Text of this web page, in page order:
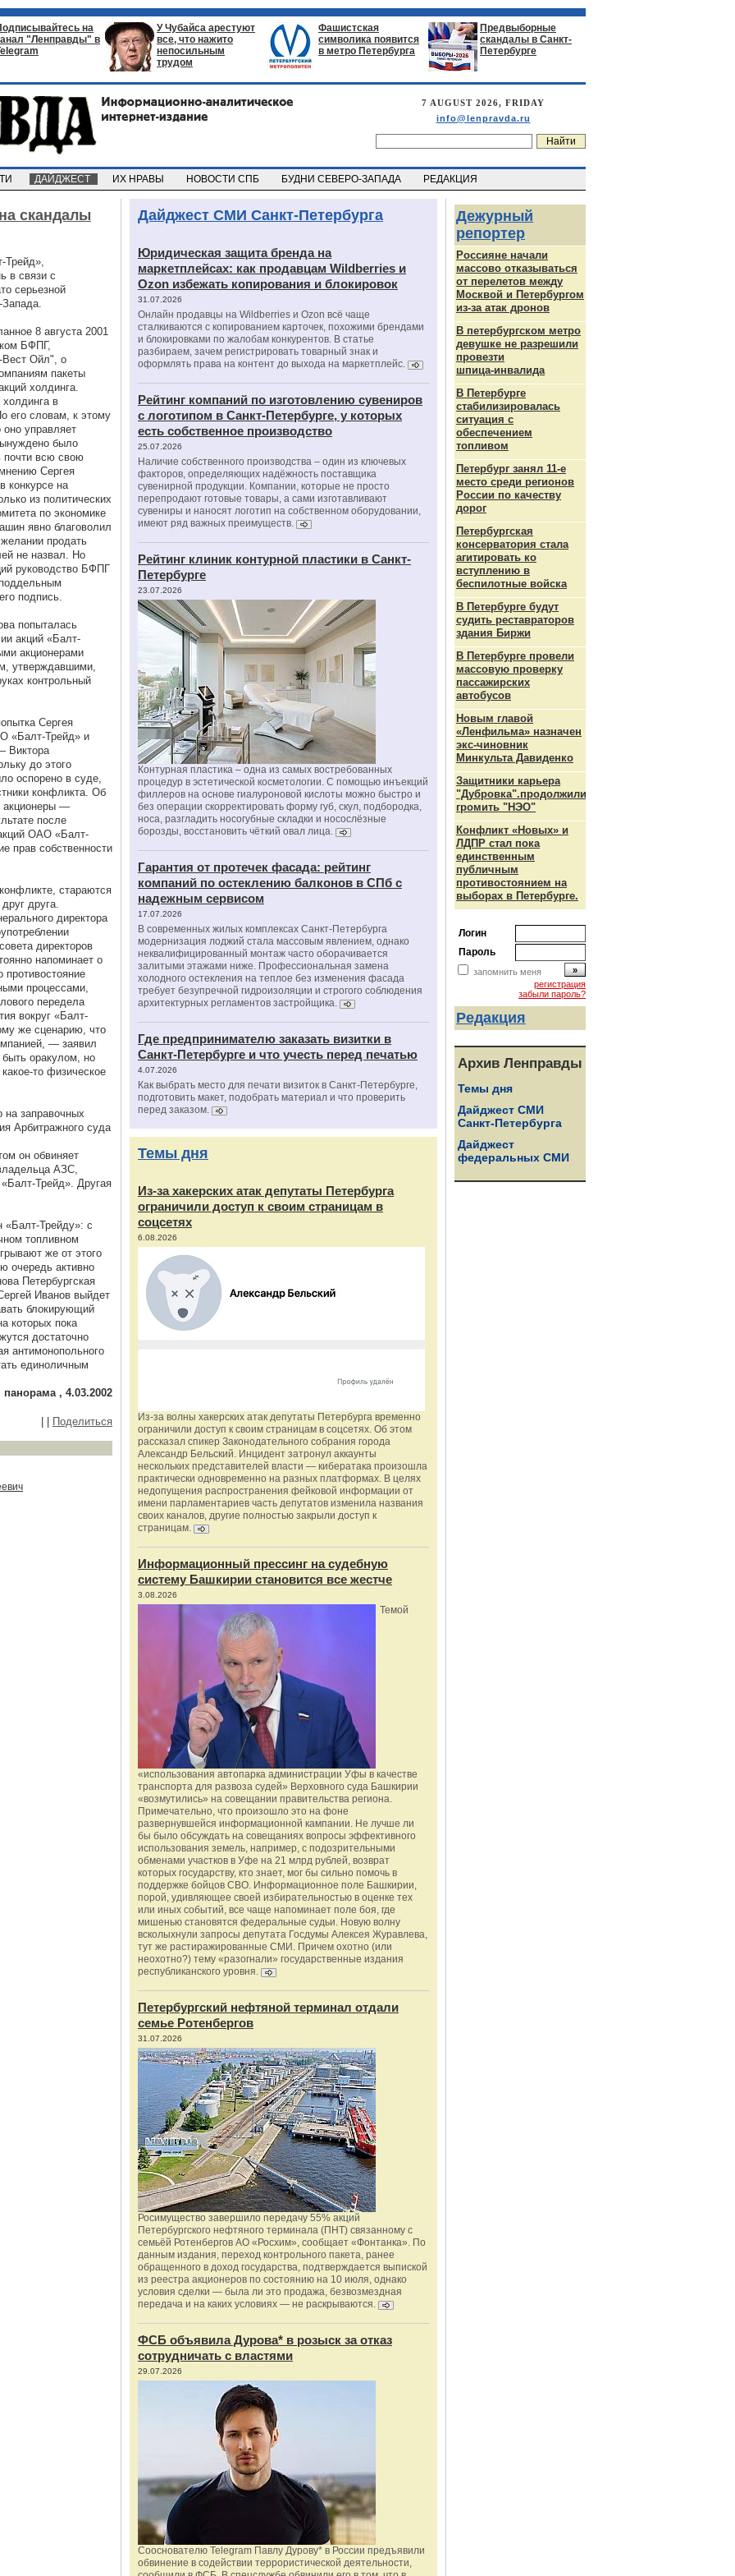
на
"Ленправды" в
У Чубайса арестуют
все, что нажито
непосильным
трудом
Фашистская
символика появится
в метро Петербурга
Предвыборные
скандалы в Санкт-
Петербурге
7 AUGUST 2026, FRIDAY
info@lenpravda.ru
ДАЙДЖЕСТ ИХ НРАВЫ НОВОСТИ СПБ БУДНИ СЕВЕРО-ЗАПАДА РЕДАКЦИЯ
скандалы
Трейд»,
в связи с
серьезной
Запада.
8 августа 2001
БФПГ,
Ойл", о
пакеты
холдинга.
в
его словам, к этому
управляет
было
почти всю свою
Сергея
конкурсе на
из политических
по экономике
явно благоволил
продать
не назвал. Но
руководство БФПГ
подпись.
попыталась
акций «Балт-
акционерами
утверждавшими,
контрольный
Сергея
«Балт-Трейд» и
Виктора
до этого
оспорено в суде,
конфликта. Об
акционеры —
после
ОАО «Балт-
прав собственности
стараются
друга.
директора
директоров
напоминает о
процессами,
передела
вокруг «Балт-
же сценарию, что
— заявил
оракулом, но
то физическое
заправочных
Арбитражного суда
он обвиняет
АЗС,
Трейд». Другая
«Балт-Трейду»: с
топливном
же от этого
очередь активно
Петербургская
Иванов выйдет
блокирующий
которых пока
достаточно
антимонопольного
единоличным
, 4.03.2002
Поделиться
Дайджест СМИ Санкт-Петербурга
Юридическая защита бренда на
маркетплейсах: как продавцам Wildberries и
Ozon избежать копирования и блокировок
31.07.2026
Онлайн продавцы на Wildberries и Ozon всё чаще
сталкиваются с копированием карточек, похожими брендами
и блокировками по жалобам конкурентов. В статье
разбираем, зачем регистрировать товарный знак и
оформлять права на контент до выхода на маркетплейс.
Рейтинг компаний по изготовлению сувениров
с логотипом в Санкт-Петербурге, у которых
есть собственное производство
25.07.2026
Наличие собственного производства – один из ключевых
факторов, определяющих надёжность поставщика
сувенирной продукции. Компании, которые не просто
перепродают готовые товары, а сами изготавливают
сувениры и наносят логотип на собственном оборудовании,
имеют ряд важных преимуществ.
Рейтинг клиник контурной пластики в Санкт-
Петербурге
23.07.2026
Контурная пластика – одна из самых востребованных
процедур в эстетической косметологии. С помощью инъекций
филлеров на основе гиалуроновой кислоты можно быстро и
без операции скорректировать форму губ, скул, подбородка,
носа, разгладить носогубные складки и носослёзные
борозды, восстановить чёткий овал лица.
Гарантия от протечек фасада: рейтинг
компаний по остеклению балконов в СПб с
надежным сервисом
17.07.2026
В современных жилых комплексах Санкт-Петербурга
модернизация лоджий стала массовым явлением, однако
неквалифицированный монтаж часто оборачивается
залитыми этажами ниже. Профессиональная замена
холодного остекления на теплое без изменения фасада
требует безупречной гидроизоляции и строгого соблюдения
архитектурных регламентов застройщика.
Где предпринимателю заказать визитки в
Санкт-Петербурге и что учесть перед печатью
4.07.2026
Как выбрать место для печати визиток в Санкт-Петербурге,
подготовить макет, подобрать материал и что проверить
перед заказом.
Темы дня
Из‑за хакерских атак депутаты Петербурга
ограничили доступ к своим страницам в
соцсетях
6.08.2026
Из‑за волны хакерских атак депутаты Петербурга временно
ограничили доступ к своим страницам в соцсетях. Об этом
рассказал спикер Законодательного собрания города
Александр Бельский. Инцидент затронул аккаунты
нескольких представителей власти — кибератака произошла
практически одновременно на разных платформах. В целях
недопущения распространения фейковой информации от
имени парламентариев часть депутатов изменила названия
своих каналов, другие полностью закрыли доступ к
страницам.
Информационный прессинг на судебную
систему Башкирии становится все жестче
3.08.2026
Темой
«использования автопарка администрации Уфы в качестве
транспорта для развоза судей» Верховного суда Башкирии
«возмутились» на совещании правительства региона.
Примечательно, что произошло это на фоне
развернувшейся информационной кампании. Не лучше ли
бы было обсуждать на совещаниях вопросы эффективного
использования земель, например, с подозрительными
обменами участков в Уфе на 21 млрд рублей, возврат
которых государству, кто знает, мог бы сильно помочь в
поддержке бойцов СВО. Информационное поле Башкирии,
порой, удивляющее своей избирательностью в оценке тех
или иных событий, все чаще напоминает поле боя, где
мишенью становятся федеральные судьи. Новую волну
всколыхнули запросы депутата Госдумы Алексея Журавлева,
тут же растиражированные СМИ. Причем охотно (или
неохотно?) тему «разогнали» государственные издания
республиканского уровня.
Петербургский нефтяной терминал отдали
семье Ротенбергов
31.07.2026
Росимущество завершило передачу 55% акций
Петербургского нефтяного терминала (ПНТ) связанному с
семьёй Ротенбергов АО «Росхим», сообщает «Фонтанка». По
данным издания, переход контрольного пакета, ранее
обращенного в доход государства, подтверждается выпиской
из реестра акционеров по состоянию на 10 июля, однако
условия сделки — была ли это продажа, безвозмездная
передача и на каких условиях — не раскрываются.
ФСБ объявила Дурова* в розыск за отказ
сотрудничать с властями
29.07.2026
Сооснователю Telegram Павлу Дурову* в России предъявили
обвинение в содействии террористической деятельности,
Дежурный
репортер
Россияне начали
массово отказываться
от перелетов между
Москвой и Петербургом
из-за атак дронов
В петербургском метро
девушке не разрешили
провезти
шпица‑инвалида
В Петербурге
стабилизировалась
ситуация с
обеспечением
топливом
Петербург занял 11-е
место среди регионов
России по качеству
дорог
Петербургская
консерватория стала
агитировать ко
вступлению в
беспилотные войска
В Петербурге будут
судить реставраторов
здания Биржи
В Петербурге провели
массовую проверку
пассажирских
автобусов
Новым главой
«Ленфильма» назначен
экс-чиновник
Минкульта Давиденко
Защитники карьера
"Дубровка".продолжили
громить "НЭО"
Конфликт «Новых» и
ЛДПР стал пока
единственным
публичным
противостоянием на
выборах в Петербурге.
Логин
Пароль
запомнить меня
регистрация
забыли пароль?
Редакция
Архив Ленправды
Темы дня
Дайджест СМИ
Санкт-Петербурга
Дайджест
федеральных СМИ